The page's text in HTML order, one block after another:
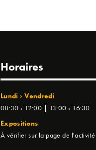
Horaires
Lundi › Vendredi
08:30 › 12:00 | 13:00 › 16:30
Expositions
À vérifier sur la page de l'activité